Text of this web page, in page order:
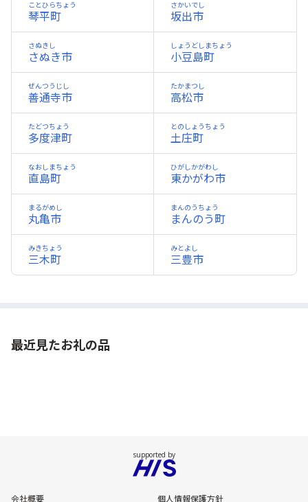
琴平町
ことひらちょう
坂出市
さかいでし
さぬき市
さぬきし
小豆島町
しょうどしまちょう
善通寺市
ぜんつうじし
高松市
たかまつし
多度津町
たどつちょう
土庄町
とのしょうちょう
直島町
なおしまちょう
東かがわ市
ひがしかがわし
丸亀市
まるがめし
まんのう町
まんのうちょう
三木町
みきちょう
三豊市
みとよし
最近見たお礼の品
会社概要 個人情報保護方針